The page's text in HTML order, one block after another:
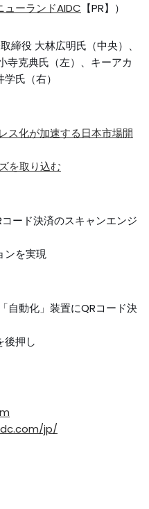
ューランドAIDC 【PR】）
締役 大林広明氏（中央）、
寺克典氏（左）、キーアカ
氏（右）
ス化が加速する日本市場開
を取り込む
ード決済のスキャンエンジ
ンを実現
自動化」装置にQRコード決
後押し
jp/